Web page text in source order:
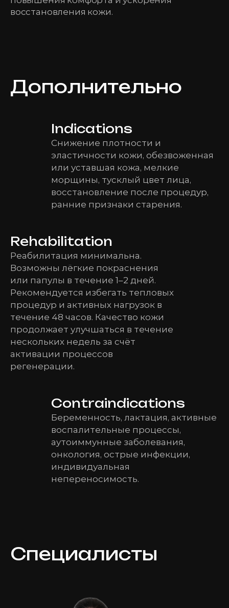
восстановления кожи.
Дополнительно
Indications
Снижение плотности и
эластичности кожи, обезвоженная
или уставшая кожа, мелкие
морщины, тусклый цвет лица,
восстановление после процедур,
ранние признаки старения.
Rehabilitation
Реабилитация минимальна.
Возможны лёгкие покраснения
или папулы в течение 1–2 дней.
Рекомендуется избегать тепловых
процедур и активных нагрузок в
течение 48 часов. Качество кожи
продолжает улучшаться в течение
нескольких недель за счёт
активации процессов
регенерации.
Contraindications
Беременность, лактация, активные
воспалительные процессы,
аутоиммунные заболевания,
онкология, острые инфекции,
индивидуальная
непереносимость.
Специалисты